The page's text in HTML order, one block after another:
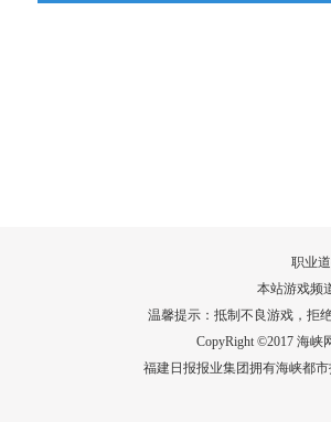
职业
本站游戏频
温馨提示：抵制不良游戏，拒
CopyRight ©2017 海峡
福建日报报业集团拥有海峡都